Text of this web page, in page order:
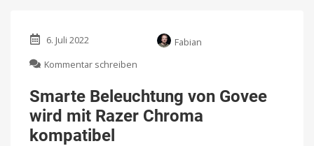
6. Juli 2022
Fabian
Kommentar schreiben
Beleuchtung
von
Govee
Smarte Beleuchtung von Govee
wird mit Razer Chroma
kompatibel